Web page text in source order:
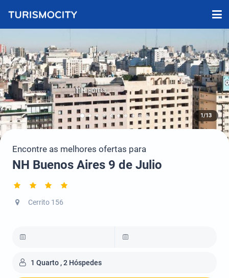
1/13
Encontre as melhores ofertas para
NH Buenos Aires 9 de Julio
Cerrito 156
1 Quarto , 2 Hóspedes